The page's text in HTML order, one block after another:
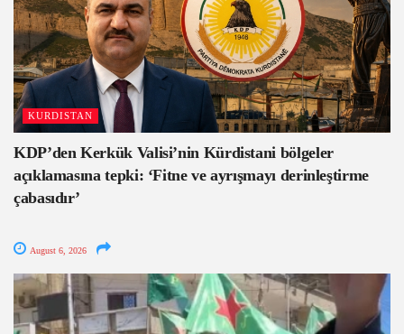
KURDISTAN
KDP’den Kerkük Valisi’nin Kürdistani bölgeler
açıklamasına tepki: ‘Fitne ve ayrışmayı derinleştirme
çabasıdır’
August 6, 2026